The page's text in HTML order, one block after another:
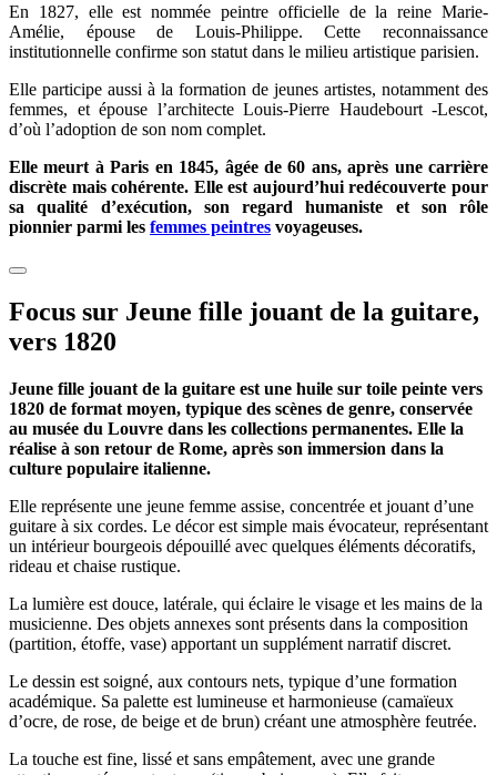
En 1827, elle est nommée peintre officielle de la reine Marie-
Amélie, épouse de Louis-Philippe. Cette reconnaissance
institutionnelle confirme son statut dans le milieu artistique parisien.
Elle participe aussi à la formation de jeunes artistes, notamment des
femmes, et épouse l’architecte Louis-Pierre Haudebourt -Lescot,
d’où l’adoption de son nom complet.
Elle meurt à Paris en 1845, âgée de 60 ans, après une carrière
discrète mais cohérente. Elle est aujourd’hui redécouverte pour
sa qualité d’exécution, son regard humaniste et son rôle
pionnier parmi les femmes peintres voyageuses.
Focus sur Jeune fille jouant de la guitare,
vers 1820
Jeune fille jouant de la guitare est une huile sur toile peinte vers
1820 de format moyen, typique des scènes de genre, conservée
au musée du Louvre dans les collections permanentes. Elle la
réalise à son retour de Rome, après son immersion dans la
culture populaire italienne.
Elle représente une jeune femme assise, concentrée et jouant d’une
guitare à six cordes. Le décor est simple mais évocateur, représentant
un intérieur bourgeois dépouillé avec quelques éléments décoratifs,
rideau et chaise rustique.
La lumière est douce, latérale, qui éclaire le visage et les mains de la
musicienne. Des objets annexes sont présents dans la composition
(partition, étoffe, vase) apportant un supplément narratif discret.
Le dessin est soigné, aux contours nets, typique d’une formation
académique. Sa palette est lumineuse et harmonieuse (camaïeux
d’ocre, de rose, de beige et de brun) créant une atmosphère feutrée.
La touche est fine, lissé et sans empâtement, avec une grande